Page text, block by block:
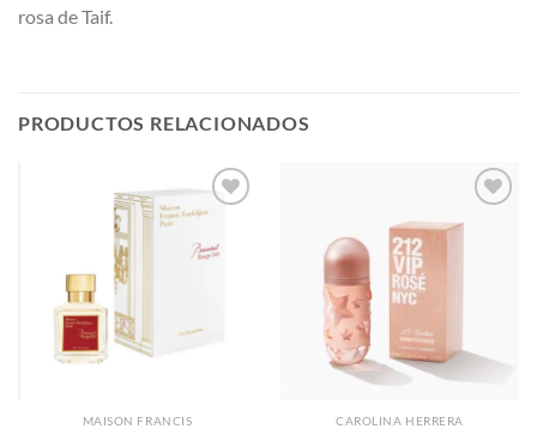
rosa de Taif.
PRODUCTOS RELACIONADOS
A LA
MAISON FRANCIS
AÑADIR
CAROLINA HERRERA